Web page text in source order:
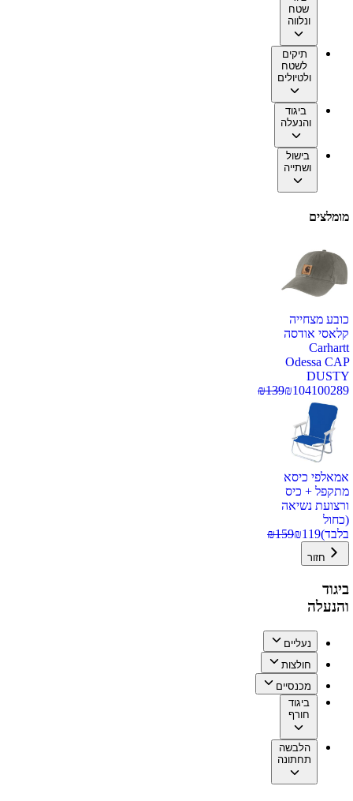
שטח
ונלווה
תיקים
לשטח
ולטיולים
ביגוד
והנעלה
בישול
ושתייה
מומלצים
כובע מצחייה
קלאסי אודסה
Carhartt
Odessa CAP
DUSTY
100289
₪104
₪139
אמאלפי כיסא
מתקפל + כיס
ורצועת נשיאה
(כחול
בלבד)
₪119
₪159
חזור
ביגוד
והנעלה
נעליים
חולצות
מכנסיים
ביגוד
חורף
הלבשה
תחתונה